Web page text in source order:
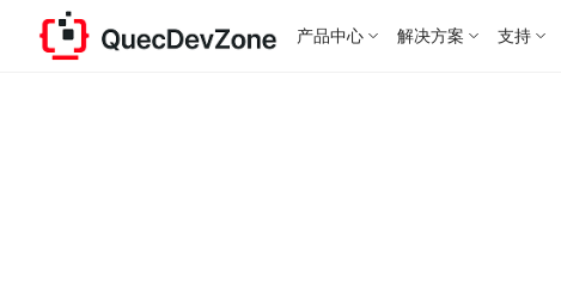
产品中心 解决方案 支持